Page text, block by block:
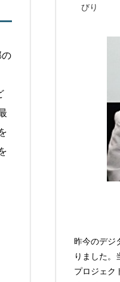
の
びり
昨今のデジ
りました。
プロジェク